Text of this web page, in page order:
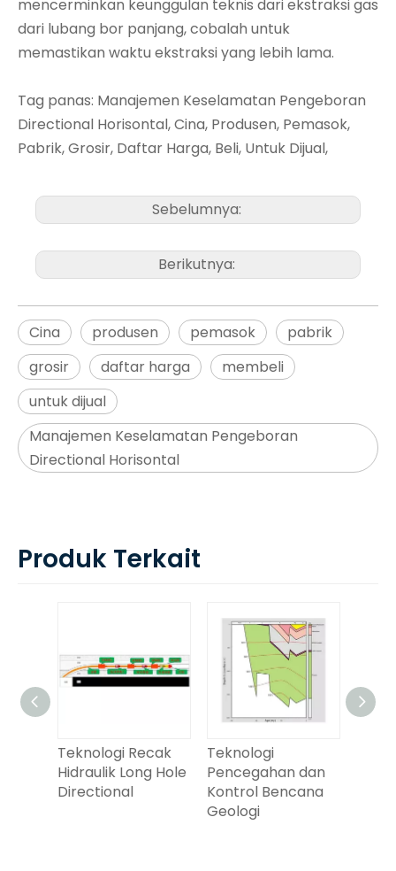
mencerminkan keunggulan teknis dari ekstraksi gas
dari lubang bor panjang, cobalah untuk
memastikan waktu ekstraksi yang lebih lama.
Tag panas: Manajemen Keselamatan Pengeboran
Directional Horisontal, Cina, Produsen, Pemasok,
Pabrik, Grosir, Daftar Harga, Beli, Untuk Dijual,
Sebelumnya:
Berikutnya:
Cina produsen pemasok
pabrik
grosir
daftar harga
membeli
untuk dijual
Manajemen Keselamatan Pengeboran
Directional Horisontal
Produk Terkait
Drainase gas yang
ditingkatkan rekah
Teknologi Recak
Hidraulik Long Hole
Directional
Kontrol